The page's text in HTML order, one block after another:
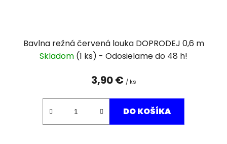
Bavlna režná červená louka DOPRODEJ 0,6 m
Skladom (1 ks)
3,90 € / ks
DO KOŠÍKA